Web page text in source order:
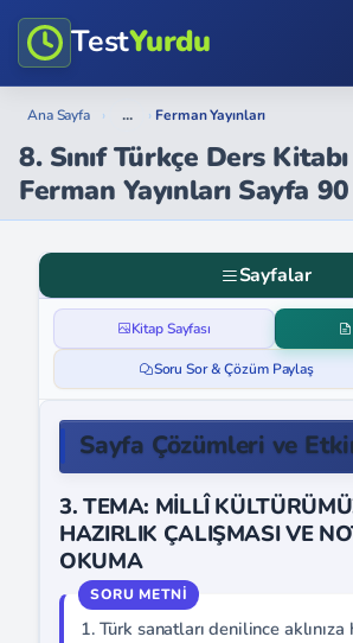
TestYurdu
Ana Sayfa › ... › Ferman Yayınları
8. Sınıf Türkçe Ders
Ferman Yayınları Sayfa 90
Sayfalar
Kitap Sayfası
Soru Sor & Çözüm Paylaş
Sayfa Çözümleri ve
3. TEMA: MİLLÎ
HAZIRLIK ÇALIŞMASI VE
OKUMA
1. Türk sanatları denilince